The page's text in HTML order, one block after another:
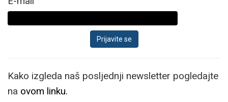
Kako izgleda naš posljednji newsletter pogledajte
na ovom linku.